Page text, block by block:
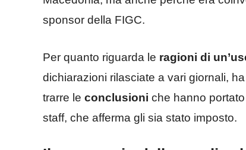
sponsor della FIGC.
Per quanto riguarda le ragioni di
dichiarazioni rilasciate a vari giornali,
trarre le conclusioni che hanno
staff, che afferma gli sia stato imposto.